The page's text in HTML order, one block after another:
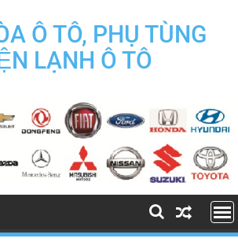
Ô TÔ, PHỤ TÙNG
LẠNH Ô TÔ